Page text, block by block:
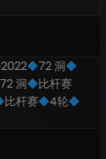
◆72 洞◆
洞◆比杆赛
比杆赛◆4轮◆